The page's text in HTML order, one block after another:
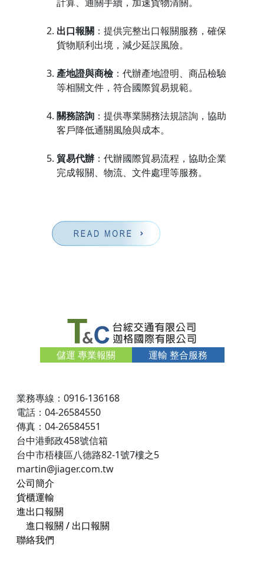
出口報關 ：提供完整出口報關服務，確保
貨物順利出境，減少延誤風險。
產地證與商檢：代辦產地證明、商品檢驗
等相關文件，符合國際貿易規範。
關務諮詢 ：提供專業關務法規諮詢，協助
客戶降低通關風險與成本。
貿易代辦 ：代辦國際貿易流程，協助企業
完成報關、物流、文件處理等服務。
儲運 專業報關 運輸 整合服務
業務專線：0916-136168
電話：04-26584550
傳真：04-26584551
台中港郵政458號信箱
台中市梧棲區八德路82-1號7樓之5
martin@jiager.com.tw
公司簡介
貨櫃運輸
進出口報關
進口報關 / 出口報關
聯絡我們